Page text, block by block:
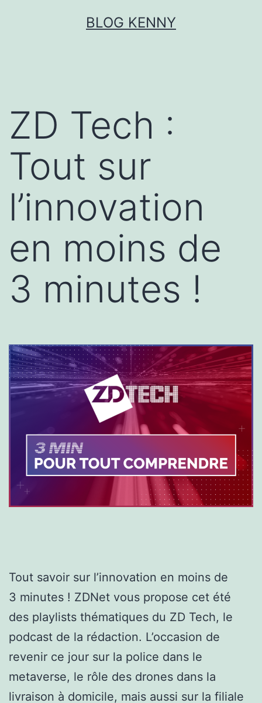
BLOG KENNY
ZD Tech :
Tout sur
l’innovation
en moins de
3 minutes !
Tout savoir sur l’innovation en moins de
3 minutes ! ZDNet vous propose cet été
des playlists thématiques du ZD Tech, le
podcast de la rédaction. L’occasion de
revenir ce jour sur la police dans le
metaverse, le rôle des drones dans la
livraison à domicile, mais aussi sur la filiale